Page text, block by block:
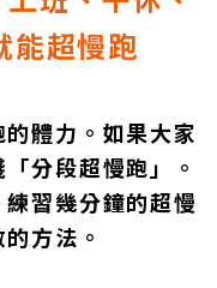
能超慢跑
體力。如果大家
分段超慢跑」。
習幾分鐘的超慢
方法。